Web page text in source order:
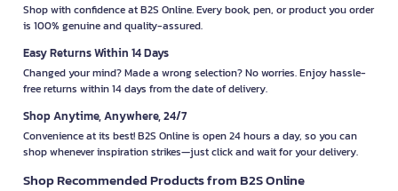
Shop with confidence at B2S Online. Every book, pen, or product you order
is 100% genuine and quality-assured.
Easy Returns Within 14 Days
Changed your mind? Made a wrong selection? No worries. Enjoy hassle-
free returns within 14 days from the date of delivery.
Shop Anytime, Anywhere, 24/7
Convenience at its best! B2S Online is open 24 hours a day, so you can
shop whenever inspiration strikes—just click and wait for your delivery.
Shop Recommended Products from B2S Online